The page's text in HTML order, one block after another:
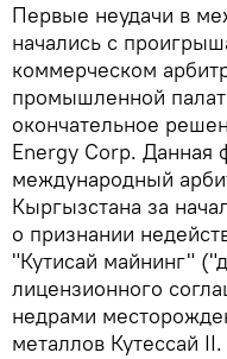
Первые неудачи в
начались с
коммерческом
промышленной
окончательное
Energy Corp. Данная
международный
Кыргызстана за
о признании
"Кутисай майнинг"
лицензионного
недрами
металлов Кутессай II.